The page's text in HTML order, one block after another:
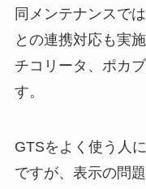
同メンテナンスで
との連携対応も実
チコリータ、ポカ
す。
GTSをよく使う人
ですが、表示の問